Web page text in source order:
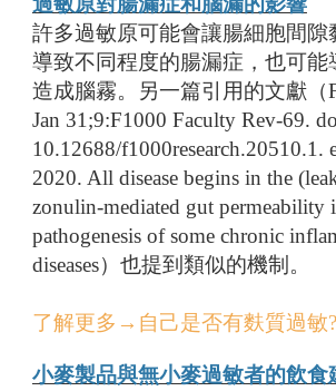
許多過敏原可能會讓腸細胞間隙
導致不同程度的腸漏症，也可能
造成腦霧。另一篇引用的文獻（
Jan 31;9:F1000 Faculty Rev-69.
10.12688/f1000research.20510.1.
2020. All disease begins in the
zonulin-mediated gut permeability
pathogenesis of some chronic
diseases）也提到類似的機制。
了解更多→自己是否有麩質過敏?
小麥製品與無小麥過敏者的飲食